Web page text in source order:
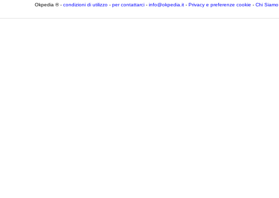
Okpedia ® - condizioni di utilizzo - per contattarci - info@okpedia.it - Privacy e preferenze cookie - Chi Siamo